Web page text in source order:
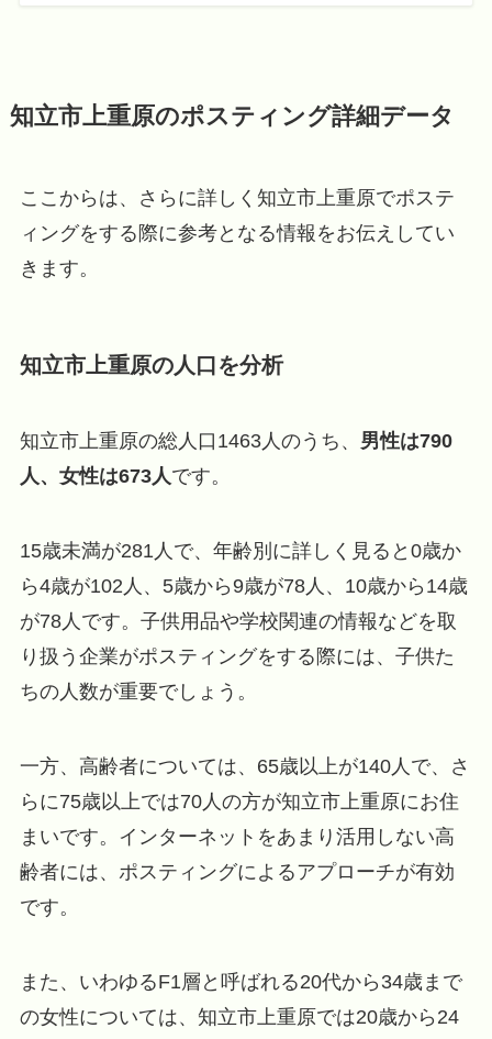
知立市上重原のポスティング詳細データ
ここからは、さらに詳しく知立市上重原でポステ
ィングをする際に参考となる情報をお伝えしてい
きます。
知立市上重原の人口を分析
知立市上重原の総人口1463人のうち、 男性は790
人、女性は673人です。
15歳未満が281人で、年齢別に詳しく見ると0歳か
ら4歳が102人、5歳から9歳が78人、10歳から14歳
が78人です。子供用品や学校関連の情報などを取
り扱う企業がポスティングをする際には、子供た
ちの人数が重要でしょう。
一方、高齢者については、65歳以上が140人で、さ
らに75歳以上では70人の方が知立市上重原にお住
まいです。インターネットをあまり活用しない高
齢者には、ポスティングによるアプローチが有効
です。
また、いわゆるF1層と呼ばれる20代から34歳まで
の女性については、知立市上重原では20歳から24